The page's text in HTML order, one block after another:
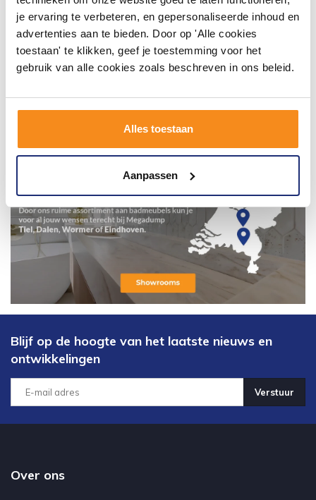
je ervaring te verbeteren, en gepersonaliseerde inhoud en
advertenties aan te bieden. Door op 'Alle cookies
toestaan' te klikken, geef je toestemming voor het
gebruik van alle cookies zoals beschreven in ons beleid.
Alles toestaan
Aanpassen
Blijf op de hoogte van het laatste nieuws en
ontwikkelingen
Verstuur
Over ons